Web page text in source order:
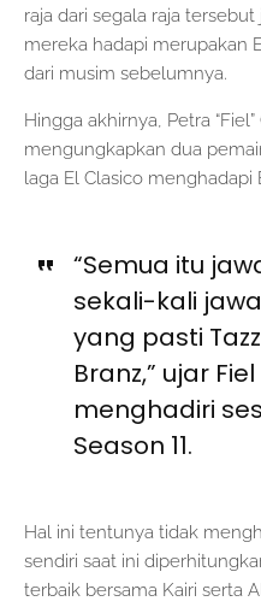
raja dari segala raja
mereka hadapi merupakan
dari musim sebelumnya.
Hingga akhirnya, Petra
mengungkapkan dua
laga El Clasico menghadapi
“Semua itu
sekali-kali
yang pasti
Branz,” ujar
menghadiri
Season 11.
Hal ini tentunya tidak
sendiri saat ini
terbaik bersama Kairi serta